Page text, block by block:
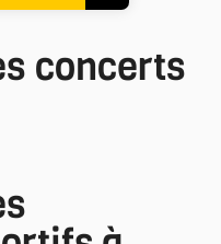
concerts